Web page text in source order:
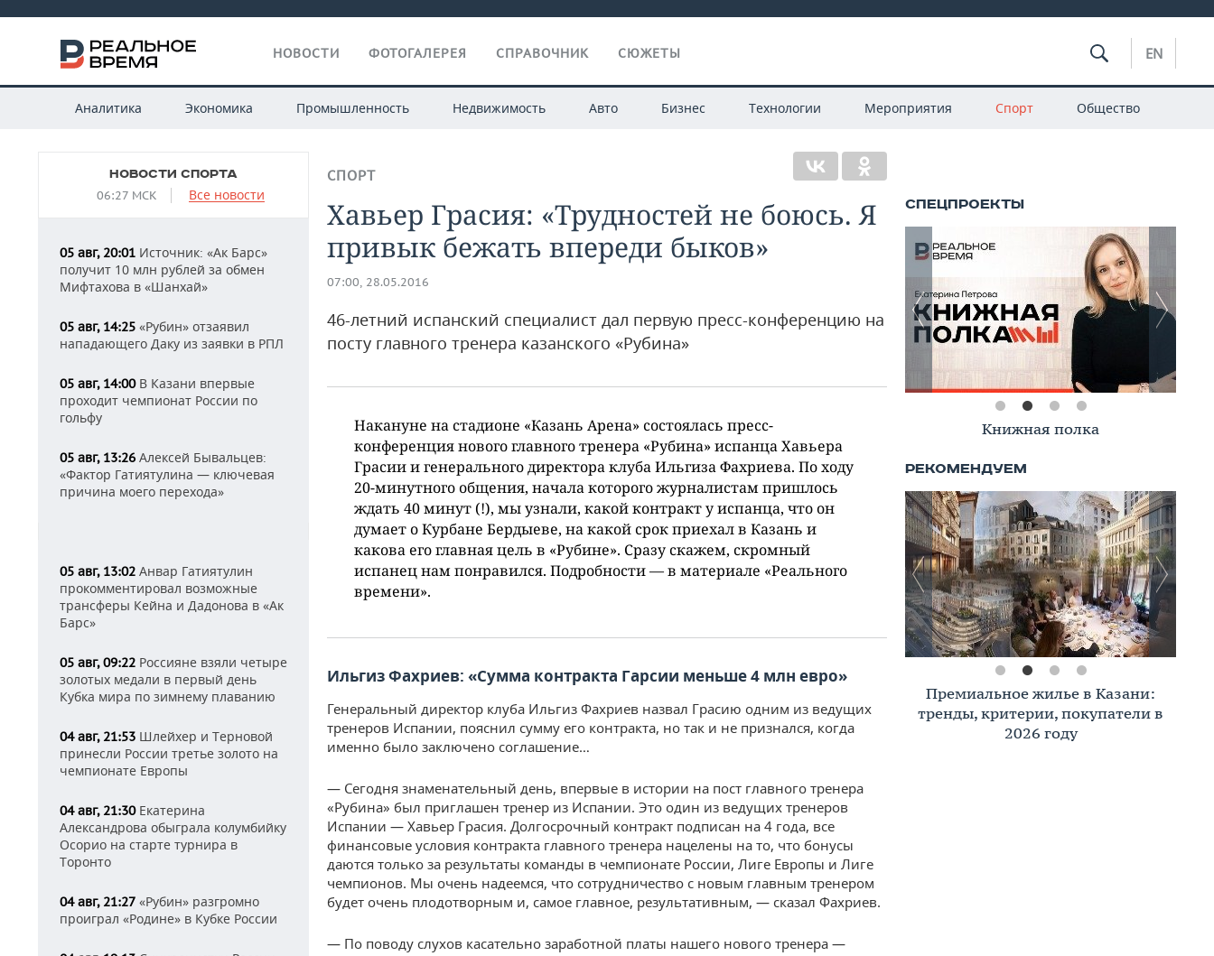
НОВОСТИ ФОТОГАЛЕРЕЯ СПРАВОЧНИК СЮЖЕТЫ EN
Аналитика Экономика Промышленность Недвижимость Авто Бизнес Технологии Мероприятия Спорт Общество
НОВОСТИ СПОРТА
06:27 МСК Все новости
05 авг, 20:01 Источник: «Ак Барс»
получит 10 млн рублей за обмен
Мифтахова в «Шанхай»
05 авг, 14:25 «Рубин» отзаявил
нападающего Даку из заявки в РПЛ
05 авг, 14:00В Казани впервые
проходит чемпионат России по
гольфу
05 авг, 13:26 Алексей Бывальцев:
«Фактор Гатиятулина — ключевая
причина моего перехода»
05 авг, 13:02 Анвар Гатиятулин
прокомментировал возможные
трансферы Кейна и Дадонова в «Ак
Барс»
05 авг, 09:22 Россияне взяли четыре
золотых медали в первый день
Кубка мира по зимнему плаванию
04 авг, 21:53 Шлейхер и Терновой
принесли России третье золото на
чемпионате Европы
04 авг, 21:30Екатерина
Александрова обыграла колумбийку
Осорио на старте турнира в
Торонто
04 авг, 21:27 «Рубин» разгромно
проиграл «Родине» в Кубке России
СПОРТ
Хавьер Грасия: «Трудностей не боюсь. Я
привык бежать впереди быков»
07:00, 28.05.2016
46-летний испанский специалист дал первую пресс-конференцию на
посту главного тренера казанского «Рубина»
Накануне на стадионе «Казань Арена» состоялась пресс-
конференция нового главного тренера «Рубина» испанца Хавьера
Грасии и генерального директора клуба Ильгиза Фахриева. По ходу
20-минутного общения, начала которого журналистам пришлось
ждать 40 минут (!), мы узнали, какой контракт у испанца, что он
думает о Курбане Бердыеве, на какой срок приехал в Казань и
какова его главная цель в «Рубине». Сразу скажем, скромный
испанец нам понравился. Подробности — в материале «Реального
времени».
Ильгиз Фахриев: «Сумма контракта Гарсии меньше 4 млн евро»
Генеральный директор клуба Ильгиз Фахриев назвал Грасию одним из ведущих
тренеров Испании, пояснил сумму его контракта, но так и не признался, когда
именно было заключено соглашение…
— Сегодня знаменательный день, впервые в истории на пост главного тренера
«Рубина» был приглашен тренер из Испании. Это один из ведущих тренеров
Испании — Хавьер Грасия. Долгосрочный контракт подписан на 4 года, все
финансовые условия контракта главного тренера нацелены на то, что бонусы
даются только за результаты команды в чемпионате России, Лиге Европы и Лиге
чемпионов. Мы очень надеемся, что сотрудничество с новым главным тренером
будет очень плодотворным и, самое главное, результативным, — сказал Фахриев.
— По поводу слухов касательно заработной платы нашего нового тренера —
Книжная полка
Премиальное жилье в Казани:
тренды, критерии, покупатели в
2026 году